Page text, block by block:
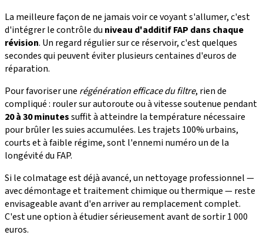
La meilleure façon de ne jamais voir ce voyant s'allumer, c'est
d'intégrer le contrôle du niveau d'additif FAP dans chaque
révision. Un regard régulier sur ce réservoir, c'est quelques
secondes qui peuvent éviter plusieurs centaines d'euros de
réparation.
Pour favoriser une régénération efficace du filtre, rien de
compliqué : rouler sur autoroute ou à vitesse soutenue pendant
20 à 30 minutessuffit à atteindre la température nécessaire
pour brûler les suies accumulées. Les trajets 100% urbains,
courts et à faible régime, sont l'ennemi numéro un de la
longévité du FAP.
Si le colmatage est déjà avancé, un nettoyage professionnel —
avec démontage et traitement chimique ou thermique — reste
envisageable avant d'en arriver au remplacement complet.
C'est une option à étudier sérieusement avant de sortir 1 000
euros.